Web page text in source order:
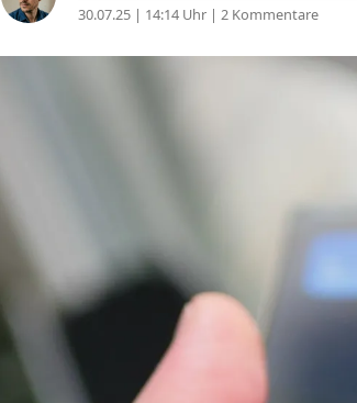
30.07.25 | 14:14 Uhr| 2 Kommentare